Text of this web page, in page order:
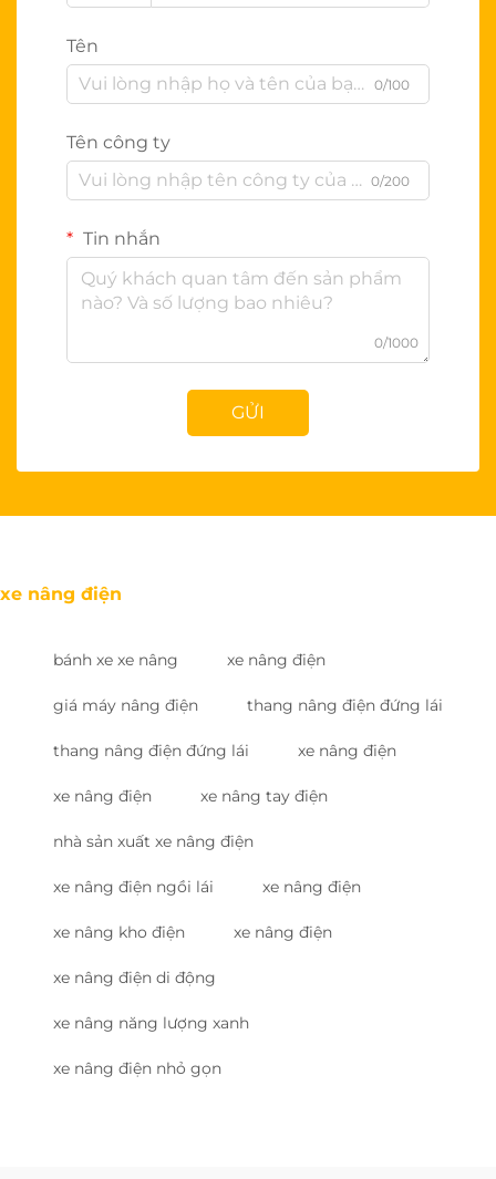
Tên
0/100
Tên công ty
0/200
Tin nhắn
0/1000
GỬI
xe nâng điện
bánh xe xe nâng xe nâng điện
giá máy nâng điện thang nâng điện đứng lái
thang nâng điện đứng lái xe nâng điện
xe nâng điện xe nâng tay điện
nhà sản xuất xe nâng điện
xe nâng điện ngồi lái xe nâng điện
xe nâng kho điện xe nâng điện
xe nâng điện di động
xe nâng năng lượng xanh
xe nâng điện nhỏ gọn